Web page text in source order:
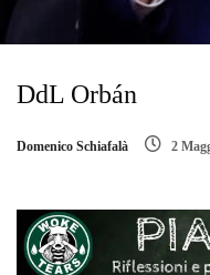
DdL Orbán
Domenico Schiafalà 2